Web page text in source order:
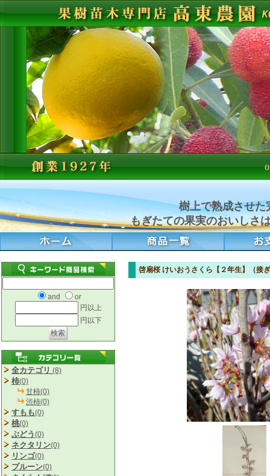
樹上で熟成させた
もぎたての果実のおいしさ
and
or
円以上
円以下
全カテゴリ (8)
柿(0)
甘柿(0)
渋柿(0)
すもも(0)
桃(0)
ぶどう (0)
ネクタリン(0)
リンゴ(0)
プルーン(0)
啓扇桜 けいおうさくら【２年生】